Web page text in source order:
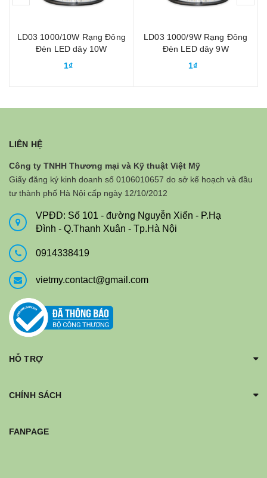
LD03 1000/10W Rạng Đông
Đèn LED dây 10W
1₫
LD03 1000/9W Rạng Đông
Đèn LED dây 9W
1₫
LIÊN HỆ
Công ty TNHH Thương mại và Kỹ thuật Việt Mỹ
Giấy đăng ký kinh doanh số 0106010657 do sở kế hoạch và đầu
tư thành phố Hà Nội cấp ngày 12/10/2012
VPĐD: Số 101 - đường Nguyễn Xiển - P.Hạ
Đình - Q.Thanh Xuân - Tp.Hà Nội
0914338419
vietmy.contact@gmail.com
HỖ TRỢ
CHÍNH SÁCH
FANPAGE